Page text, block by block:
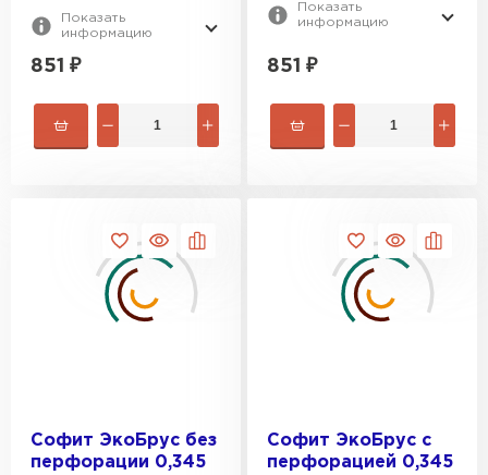
Показать
информацию
851 ₽
Показать
информацию
851 ₽
Софит ЭкоБрус без
перфорации 0,345
Софит ЭкоБрус с
перфорацией 0,345